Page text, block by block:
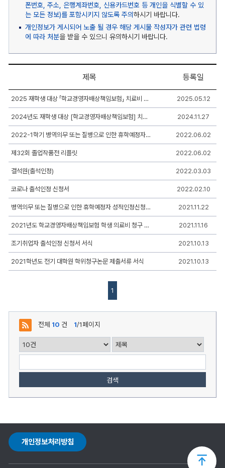
폰번호, 주소, 은행계좌번호, 신용카드번호 등 개인을 식별할 수 있
는 모든 정보)를 포함시키지 않도록 주의하시기 바랍니다.
개인정보가 게시되어 노출 될 경우 해당 게시물 작성자가 관련 법령
에 따라 처분을 받을 수 있으니 유의하시기 바랍니다.
료
실
게
시
판
리
스
번
호,
제
목,
작
성
자,
일,
조
회,
첨
제목 등록일
2025 재학생 대상 「학교경영자배상책임보험」 치료비 청구 방법 안내 2025.05.12
2024년도 재학생 대상 [학교경영자배상책임보험] 치료비 청구 방법 안내 2024.11.27
2022-1학기 병역의무 또는 질병으로 인한 휴학예정자 성적인정신청서 제출 안내 2022.06.02
제32회 졸업작품전 리플릿 2022.06.02
결석원(출석인정) 2022.03.03
코로나 출석인정 신청서 2022.02.10
병역의무 또는 질병으로 인한 휴학예정자 성적인정신청서 서식 2021.11.22
2021년도 학교경영자배상책임보험 학생 의료비 청구 신청 서식 2021.11.16
조기취업자 출석인정 신청서 서식 2021.10.13
2021학년도 전기 대학원 학위청구논문 제출서류 서식 2021.10.13
1
전체 10 건 1/1페이지
검색
개인정보처리방침
상